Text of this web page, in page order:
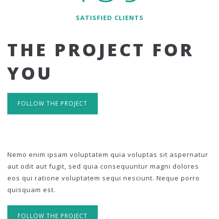
SATISFIED CLIENTS
THE PROJECT FOR
YOU
FOLLOW THE PROJECT
Nemo enim ipsam voluptatem quia voluptas sit aspernatur
aut odit aut fugit, sed quia consequuntur magni dolores
eos qui ratione voluptatem sequi nesciunt. Neque porro
quisquam est.
FOLLOW THE PROJECT